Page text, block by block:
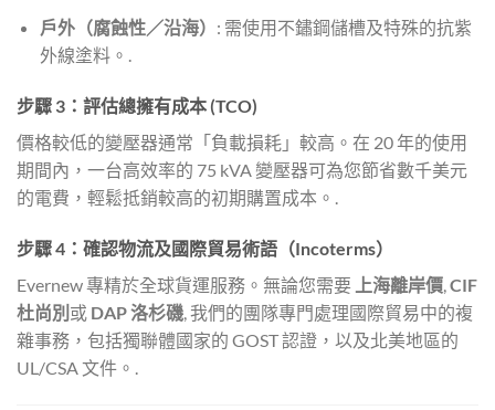
戶外（腐蝕性／沿海） : 需使用不鏽鋼儲槽及特殊的抗紫
外線塗料。.
步驟 3：評估總擁有成本 (TCO)
價格較低的變壓器通常「負載損耗」較高。在 20 年的使用
期間內，一台高效率的 75 kVA 變壓器可為您節省數千美元
的電費，輕鬆抵銷較高的初期購置成本。.
步驟 4：確認物流及國際貿易術語（Incoterms）
Evernew 專精於全球貨運服務。無論您需要
上海離岸價 CIF
杜尚別 或 DAP 洛杉磯 , 我們的團隊專門處理國際貿易中的複
雜事務，包括獨聯體國家的 GOST 認證，以及北美地區的
UL/CSA 文件。.